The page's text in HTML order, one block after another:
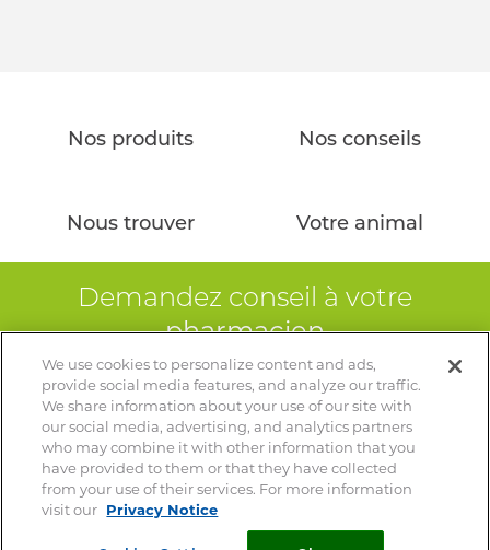
Nos produits Nos conseils
Nous trouver Votre animal
Demandez conseil à votre
pharmacien
Votre vétérinaire est le spécialiste de votre animal – Ce site
ne remplace pas une consultation vétérinaire
© 2026 Clément Thékan
We use cookies to personalize content and ads,
provide social media features, and analyze our traffic.
We share information about your use of our site with
our social media, advertising, and analytics partners
who may combine it with other information that you
have provided to them or that they have collected
from your use of their services. For more information
visit our Privacy Notice